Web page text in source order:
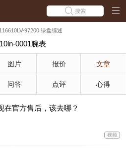
搜索
116610LV-97200 绿盘综述
0001腕表
图片 报价 文章
问答 点评 心得
在官方售后，该去哪？
视频